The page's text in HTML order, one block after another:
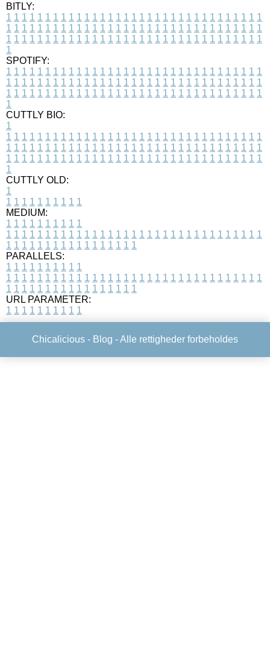
BITLY:
1 1 1 1 1 1 1 1 1 1 1 1 1 1 1 1 1 1 1 1 1 1 1 1 1 1 1 1 1 1 1 1 1
1 1 1 1 1 1 1 1 1 1 1 1 1 1 1 1 1 1 1 1 1 1 1 1 1 1 1 1 1 1 1 1 1
1 1 1 1 1 1 1 1 1 1 1 1 1 1 1 1 1 1 1 1 1 1 1 1 1 1 1 1 1 1 1 1 1
1
SPOTIFY:
1 1 1 1 1 1 1 1 1 1 1 1 1 1 1 1 1 1 1 1 1 1 1 1 1 1 1 1 1 1 1 1 1
1 1 1 1 1 1 1 1 1 1 1 1 1 1 1 1 1 1 1 1 1 1 1 1 1 1 1 1 1 1 1 1 1
1 1 1 1 1 1 1 1 1 1 1 1 1 1 1 1 1 1 1 1 1 1 1 1 1 1 1 1 1 1 1 1 1
1
CUTTLY BIO:
1
1 1 1 1 1 1 1 1 1 1 1 1 1 1 1 1 1 1 1 1 1 1 1 1 1 1 1 1 1 1 1 1 1
1 1 1 1 1 1 1 1 1 1 1 1 1 1 1 1 1 1 1 1 1 1 1 1 1 1 1 1 1 1 1 1 1
1 1 1 1 1 1 1 1 1 1 1 1 1 1 1 1 1 1 1 1 1 1 1 1 1 1 1 1 1 1 1 1 1
1
CUTTLY OLD:
1
1 1 1 1 1 1 1 1 1 1
MEDIUM:
1 1 1 1 1 1 1 1 1 1
1 1 1 1 1 1 1 1 1 1 1 1 1 1 1 1 1 1 1 1 1 1 1 1 1 1 1 1 1 1 1 1 1
1 1 1 1 1 1 1 1 1 1 1 1 1 1 1 1 1
PARALLELS:
1 1 1 1 1 1 1 1 1 1
1 1 1 1 1 1 1 1 1 1 1 1 1 1 1 1 1 1 1 1 1 1 1 1 1 1 1 1 1 1 1 1 1
1 1 1 1 1 1 1 1 1 1 1 1 1 1 1 1 1
URL PARAMETER:
1 1 1 1 1 1 1 1 1 1
Chicalicious - Blog - Alle rettigheder forbeholdes